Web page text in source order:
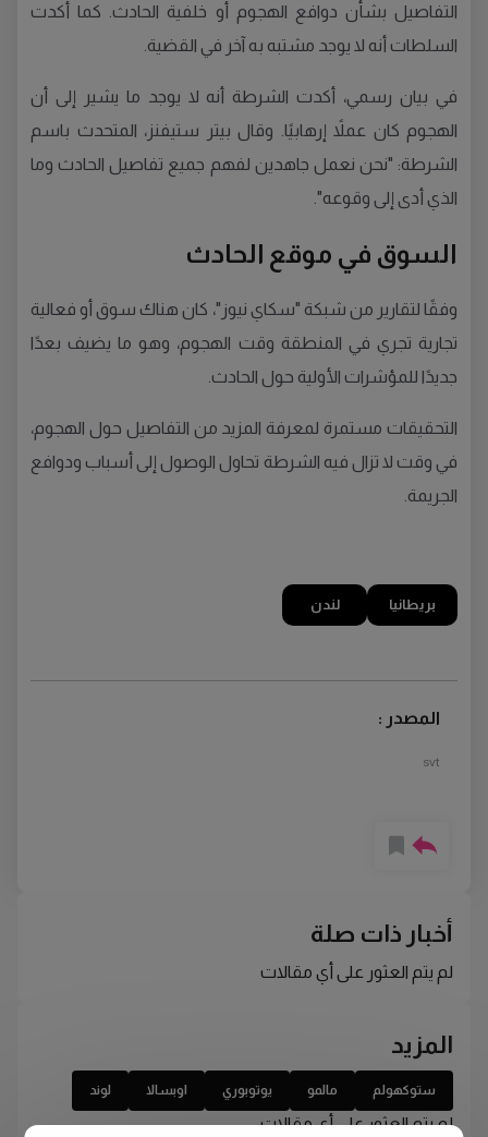
التفاصيل بشأن دوافع الهجوم أو خلفية الحادث. كما أكدت
السلطات أنه لا يوجد مشتبه به آخر في القضية.
في بيان رسمي، أكدت الشرطة أنه لا يوجد ما يشير إلى أن
الهجوم كان عملاً إرهابيًا. وقال بيتر ستيفنز، المتحدث باسم
الشرطة: "نحن نعمل جاهدين لفهم جميع تفاصيل الحادث وما
الذي أدى إلى وقوعه".
السوق في موقع الحادث
وفقًا لتقارير من شبكة "سكاي نيوز"، كان هناك سوق أو فعالية
تجارية تجري في المنطقة وقت الهجوم، وهو ما يضيف بعدًا
جديدًا للمؤشرات الأولية حول الحادث.
التحقيقات مستمرة لمعرفة المزيد من التفاصيل حول الهجوم،
في وقت لا تزال فيه الشرطة تحاول الوصول إلى أسباب ودوافع
الجريمة.
بريطانيا لندن
المصدر :
svt
أخبار ذات صلة
لم يتم العثور على أي مقالات
المزيد
ستوكهولم مالمو يوتوبوري اوبسالا لوند
لم يتم العثور على أي مقالات